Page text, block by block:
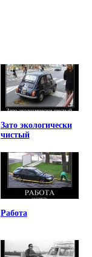
Зато экологически
чистый
Работа